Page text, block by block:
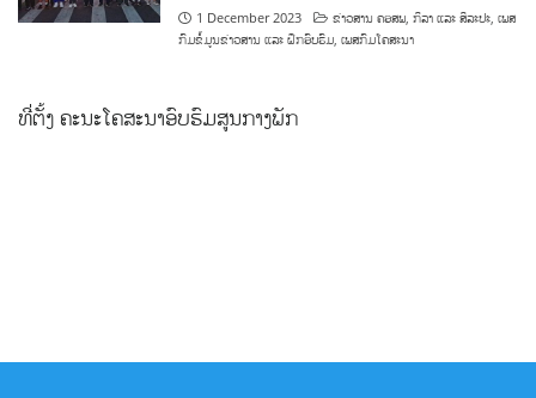
1 December 2023 ຂ່າວສານ ຄອສພ ,ກິລາ ແລະ ສິລະປະ ,ເພສ
ກົມຂໍ້ມູນຂ່າວສານ ແລະ ຝຶກອົບຮົມ ,ເພສກົມໂຄສະນາ
ທີ່ຕັ້ງ ຄະນະໂຄສະນາອົບຮົມສູນກາງພັກ